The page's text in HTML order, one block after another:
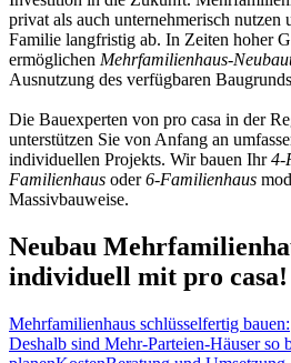
privat als auch unternehmerisch nutzen
Familie langfristig ab. In Zeiten hoher
ermöglichen Mehrfamilienhaus-
Ausnutzung des verfügbaren
Die Bauexperten von pro casa in der
unterstützen Sie von Anfang an
individuellen Projekts. Wir bauen Ihr4-
Familienhaus oder6-Familienhaus
Massivbauweise.
Neubau
individuell mit pro casa!
Mehrfamilienhaus schlüsselfertig bauen:
Deshalb sind Mehr-Parteien-Häuser so